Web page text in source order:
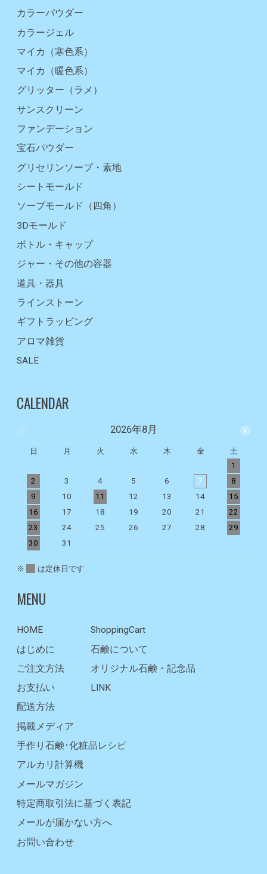
カラーパウダー
カラージェル
マイカ（寒色系）
マイカ（暖色系）
グリッター（ラメ）
サンスクリーン
ファンデーション
宝石パウダー
グリセリンソープ・素地
シートモールド
ソープモールド（四角）
3Dモールド
ボトル・キャップ
ジャー・その他の容器
道具・器具
ラインストーン
ギフトラッピング
アロマ雑貨
SALE
CALENDAR
2026年8月
日 月 火 水 木 金
土
1
2
3 4 5 6 7
8
9
10 11 12 13 14
15
16
17 18 19 20 21
22
23
24 25 26 27 28
29
30
31
※ は定休日です
MENU
HOME
はじめに
ご注文方法
お支払い
ShoppingCart
石鹸について
オリジナル石鹸・記念品
LINK
配送方法
掲載メディア
手作り石鹸･化粧品レシピ
アルカリ計算機
メールマガジン
特定商取引法に基づく表記
メールが届かない方へ
お問い合わせ